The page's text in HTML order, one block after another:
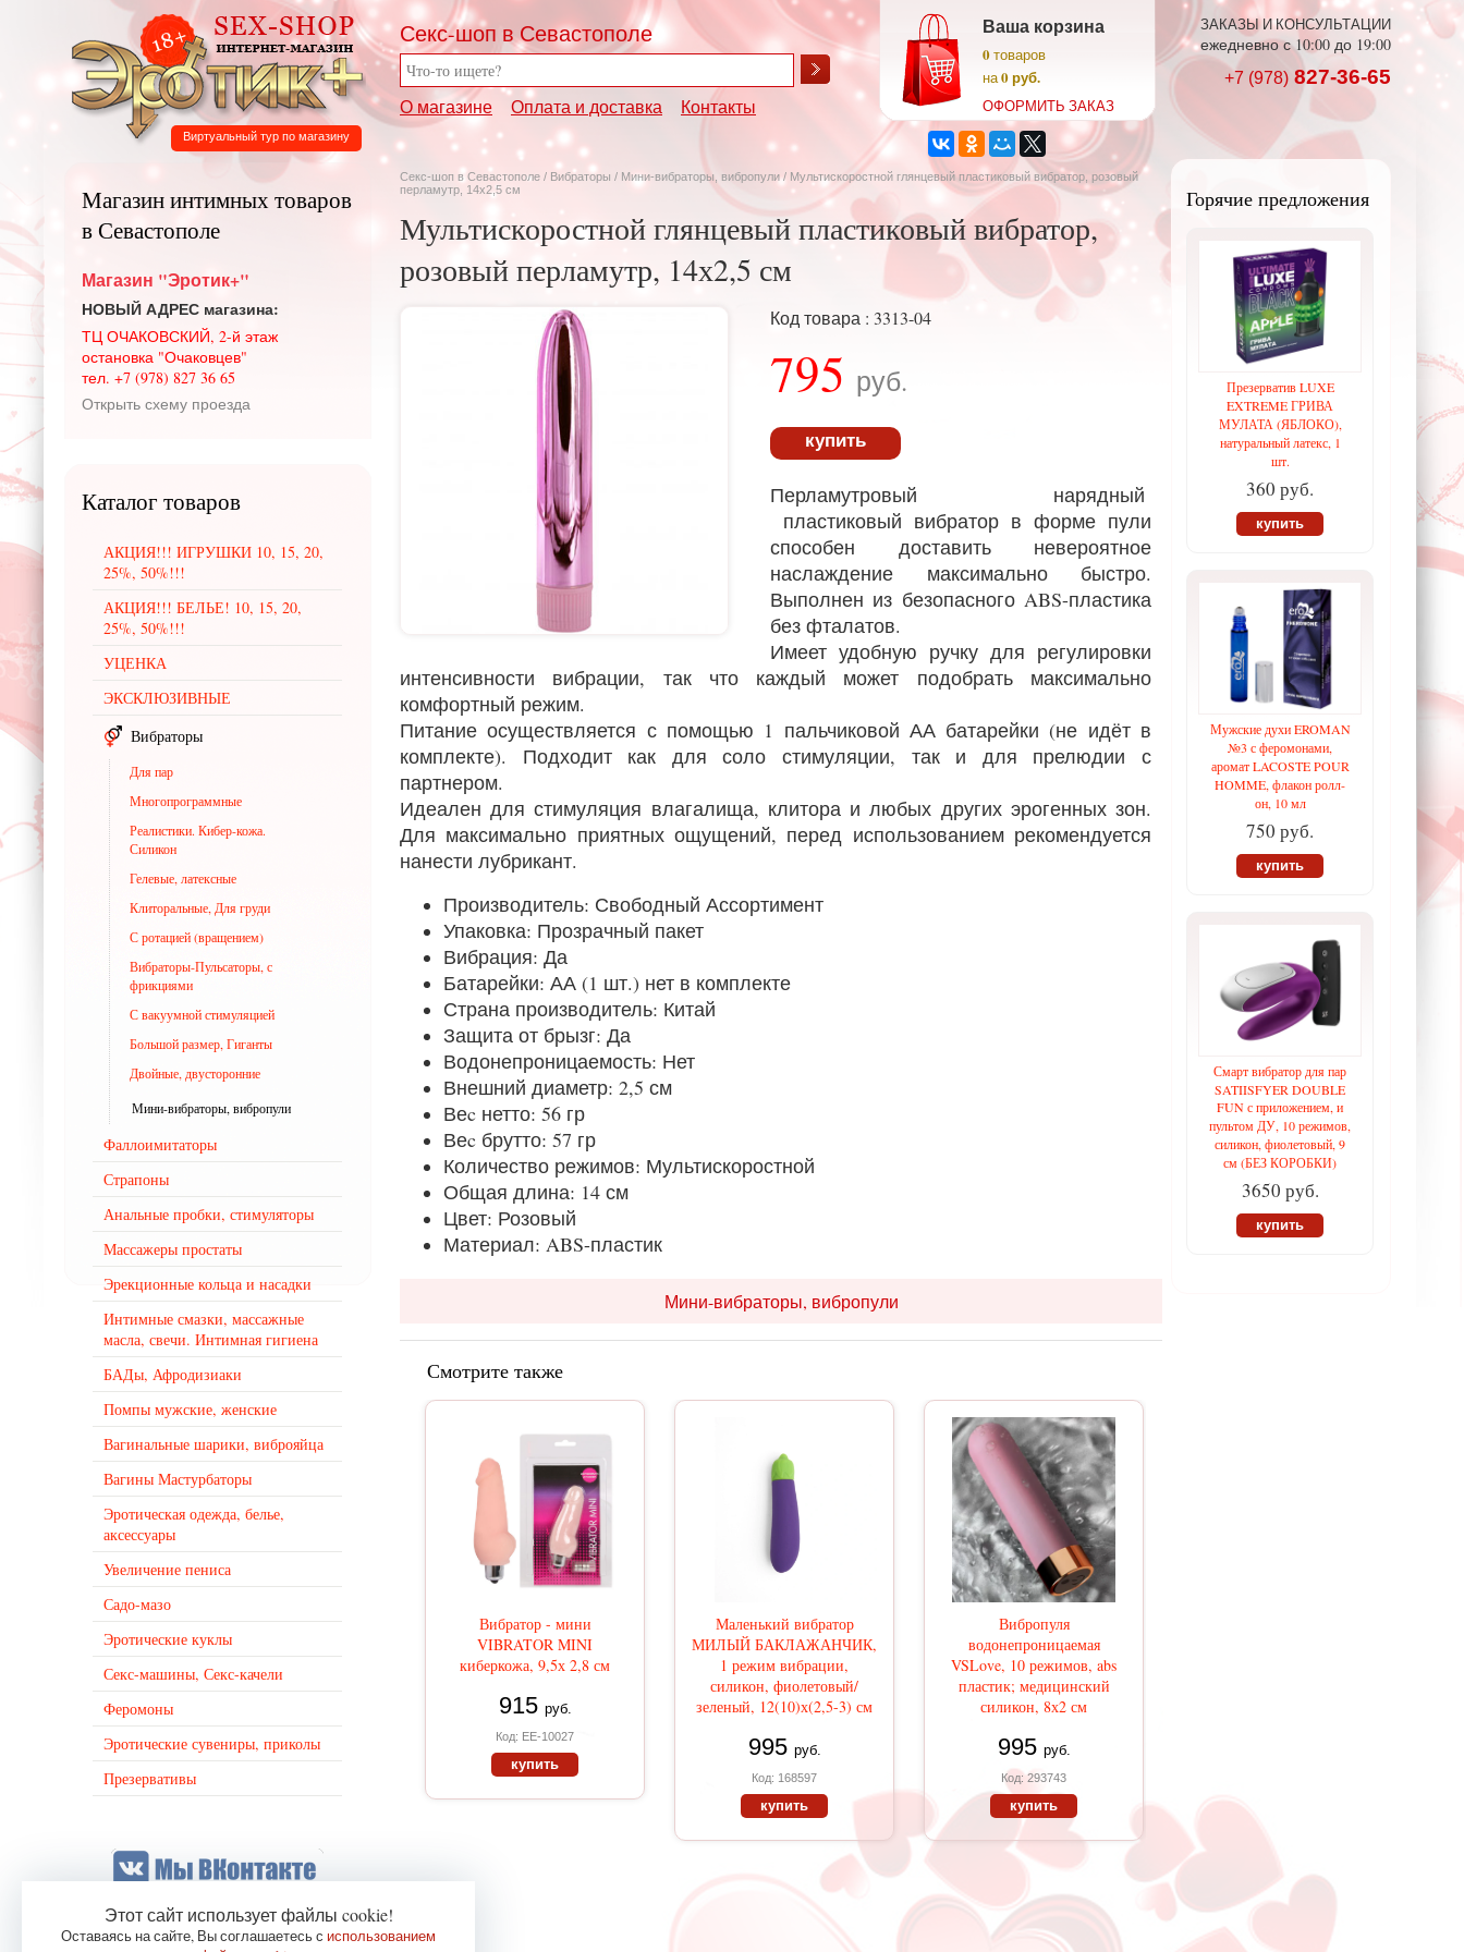
Секс-шоп в Севастополе
О магазине Оплата и доставка Контакты
Ваша корзина
0товаров
на0 руб.
ОФОРМИТЬ ЗАКАЗ
ЗАКАЗЫ И КОНСУЛЬТАЦИИ
ежедневно с 10:00 до 19:00
+7 (978) 827-36-65
Виртуальный тур по магазину
Секс-шоп в Севастополе / Вибраторы / Мини-вибраторы, вибропули / Мультискоростной глянцевый пластиковый вибратор, розовый
перламутр, 14х2,5 см
Мультискоростной глянцевый пластиковый вибратор,
розовый перламутр, 14х2,5 см
Код товара : 3313-04
795 руб.
купить
Перламутровый нарядный
пластиковый вибратор в форме пули
способен доставить невероятное
наслаждение максимально быстро.
Выполнен из безопасного ABS-пластика
без фталатов.
Имеет удобную ручку для регулировки
интенсивности вибрации, так что каждый может подобрать максимально
комфортный режим.
Питание осуществляется с помощью 1 пальчиковой АА батарейки (не идёт в
комплекте). Подходит как для соло стимуляции, так и для прелюдии с
партнером.
Идеален для стимуляция влагалища, клитора и любых других эрогенных зон.
Для максимально приятных ощущений, перед использованием рекомендуется
нанести лубрикант.
Производитель: Свободный Ассортимент
Упаковка: Прозрачный пакет
Вибрация: Да
Батарейки: АА (1 шт.) нет в комплекте
Страна производитель: Китай
Защита от брызг: Да
Водонепроницаемость: Нет
Внешний диаметр: 2,5 см
Веc нетто: 56 гр
Веc брутто: 57 гр
Количество режимов: Мультискоростной
Общая длина: 14 см
Цвет: Розовый
Материал: ABS-пластик
Мини-вибраторы, вибропули
Смотрите также
Вибратор - мини
VIBRATOR MINI
киберкожа, 9,5х 2,8 см
915 руб.
Код: EE-10027
купить
Маленький вибратор
МИЛЫЙ БАКЛАЖАНЧИК,
1 режим вибрации,
силикон, фиолетовый/
зеленый, 12(10)х(2,5-3) см
995 руб.
Код: 168597
купить
Вибропуля
водонепроницаемая
VSLove, 10 режимов, abs
пластик; медицинский
силикон, 8х2 см
995 руб.
Код: 293743
купить
Горячие предложения
Презерватив LUXE
EXTREME ГРИВА
МУЛАТА (ЯБЛОКО),
натуральный латекс, 1
шт.
360 руб.
купить
Мужские духи EROMAN
№3 с феромонами,
аромат LACOSTE POUR
HOMME, флакон ролл-
он, 10 мл
750 руб.
купить
Смарт вибратор для пар
SATIISFYER DOUBLE
FUN с приложением, и
пультом ДУ, 10 режимов,
силикон, фиолетовый, 9
см (БЕЗ КОРОБКИ)
3650 руб.
купить
Магазин интимных товаров
в Севастополе
Магазин "Эротик+"
НОВЫЙ АДРЕС магазина:
ТЦ ОЧАКОВСКИЙ, 2-й этаж
остановка "Очаковцев"
тел. +7 (978) 827 36 65
Открыть схему проезда
Каталог товаров
АКЦИЯ!!! ИГРУШКИ 10, 15, 20,
25%, 50%!!!
АКЦИЯ!!! БЕЛЬЕ! 10, 15, 20,
25%, 50%!!!
УЦЕНКА
ЭКСКЛЮЗИВНЫЕ
Вибраторы
Для пар
Многопрограммные
Реалистики. Кибер-кожа.
Силикон
Гелевые, латексные
Клиторальные, Для груди
С ротацией (вращением)
Вибраторы-Пульсаторы, с
фрикциями
С вакуумной стимуляцией
Большой размер, Гиганты
Двойные, двусторонние
Мини-вибраторы, вибропули
Фаллоимитаторы
Страпоны
Анальные пробки, стимуляторы
Массажеры простаты
Эрекционные кольца и насадки
Интимные смазки, массажные
масла, свечи. Интимная гигиена
БАДы, Афродизиаки
Помпы мужские, женские
Вагинальные шарики, виброяйца
Вагины Мастурбаторы
Эротическая одежда, белье,
аксессуары
Увеличение пениса
Садо-мазо
Эротические куклы
Секс-машины, Секс-качели
Феромоны
Эротические сувениры, приколы
Презервативы
Этот сайт использует файлы cookie!
Оставаясь на сайте, Вы соглашаетесь с использованием